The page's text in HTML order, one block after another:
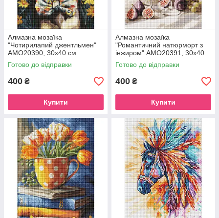
Алмазна мозаїка
"Чотирилапий джентльмен"
AMO20390, 30х40 см
Готово до відправки
400 ₴
Купити
Алмазна мозаїка
"Романтичний натюрморт з
інжиром" AMO20391, 30х40
см
Готово до відправки
400 ₴
Купити